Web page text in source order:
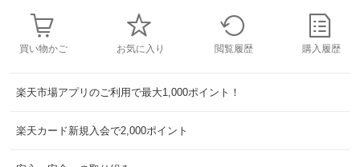
買い物かご お気に入り 閲覧履歴 購入履歴
楽天市場アプリのご利用で最大1,000ポイント！
楽天カード新規入会で2,000ポイント